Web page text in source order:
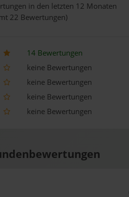
in den letzten 12 Monaten
22 Bewertungen)
14 Bewertungen
keine Bewertungen
keine Bewertungen
keine Bewertungen
keine Bewertungen